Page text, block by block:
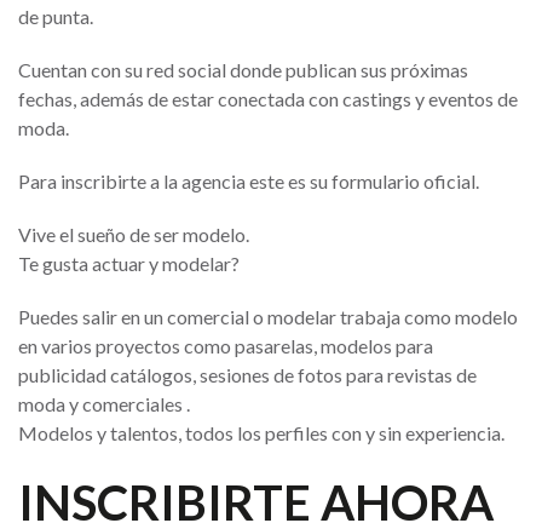
de punta.
Cuentan con su red social donde publican sus próximas
fechas, además de estar conectada con castings y eventos de
moda.
Para inscribirte a la agencia este es su formulario oficial.
Vive el sueño de ser modelo.
Te gusta actuar y modelar?
Puedes salir en un comercial o modelar trabaja como modelo
en varios proyectos como pasarelas, modelos para
publicidad catálogos, sesiones de fotos para revistas de
moda y comerciales .
Modelos y talentos, todos los perfiles con y sin experiencia.
INSCRIBIRTE AHORA